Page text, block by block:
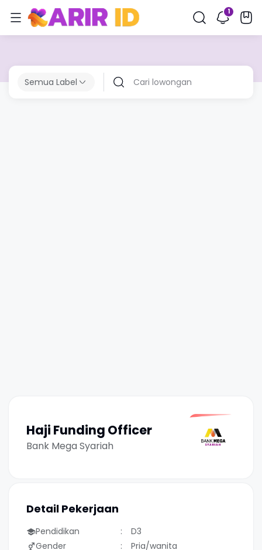
Semua Label
Haji Funding Officer
Bank Mega Syariah
Detail Pekerjaan
Pendidikan
D3
Gender
Pria/wanita